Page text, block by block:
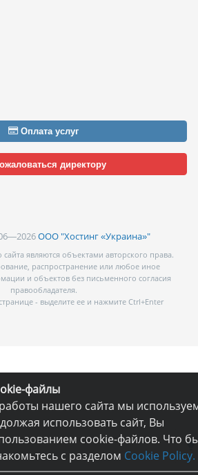
файлы
нашего сайта мы
использовать сайт, Вы
cookie-файлов. Что
с разделом Cookie Policy.
Оплата услуг
директору
ООО "Хостинг «Украина»"
являются объектами авторского права.
распространение или любое иное
и объектов без письменного согласия
правообладателя.
- выделите ее и нажмите Ctrl+Enter